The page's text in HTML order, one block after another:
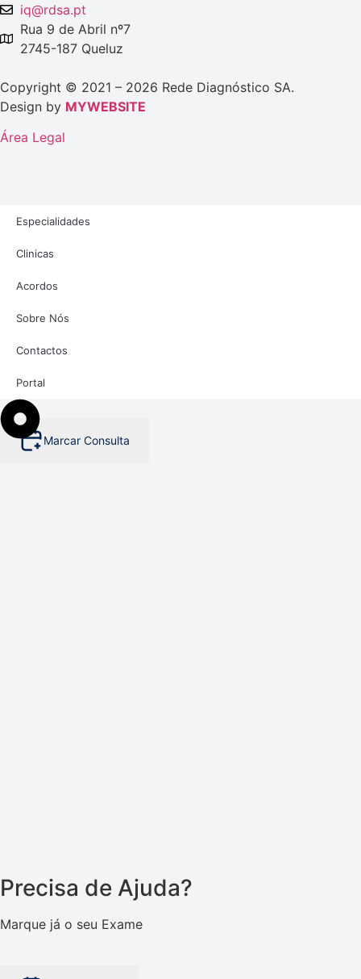
iq@rdsa.pt
Rua 9 de Abril nº7
2745-187 Queluz
Copyright © 2021 – 2026 Rede Diagnóstico SA.
Design by MYWEBSITE
Área Legal
Especialidades
Clinicas
Acordos
Sobre Nós
Contactos
Portal
Marcar Consulta
Precisa de Ajuda?
Marque já o seu Exame